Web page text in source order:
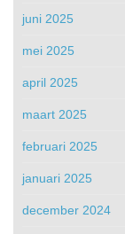
juni 2025
mei 2025
april 2025
maart 2025
februari 2025
januari 2025
december 2024